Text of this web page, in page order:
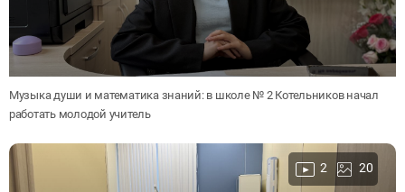
Музыка души и математика знаний: в школе № 2 Котельников начал
работать молодой учитель
2 20